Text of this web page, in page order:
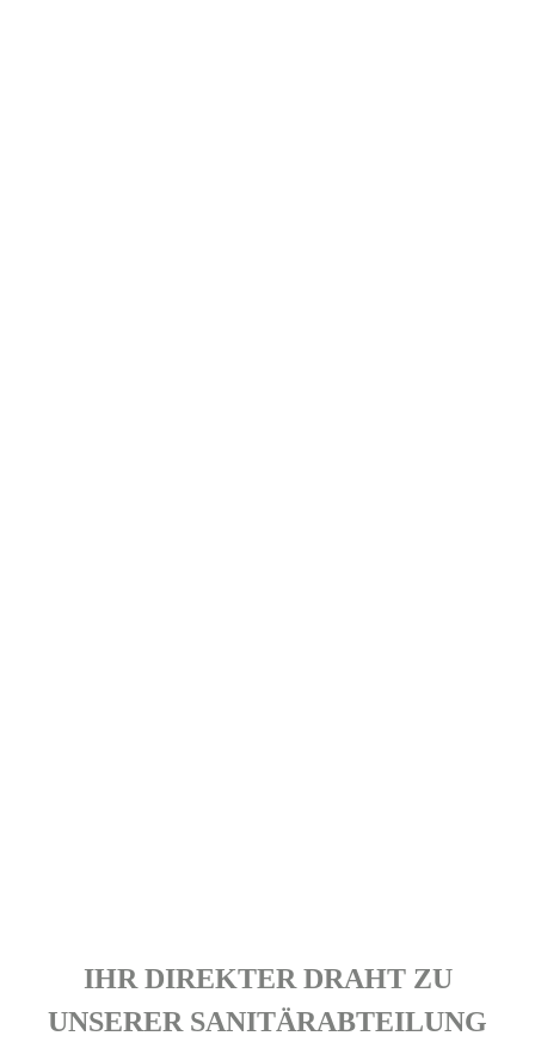
IHR DIREKTER DRAHT ZU
UNSERER SANITÄRABTEILUNG